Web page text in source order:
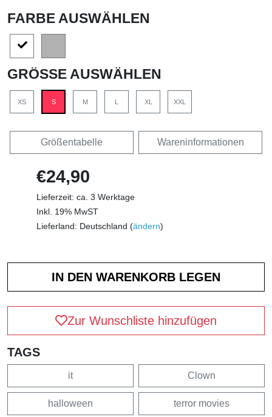
FARBE AUSWÄHLEN
GRÖSSE AUSWÄHLEN
XS S M XL XXL
Größentabelle Wareninformationen
€24,90
Lieferzeit: ca. 3 Werktage
Inkl. 19% MwST
Lieferland: Deutschland (ändern)
Zur Wunschliste hinzufügen
TAGS
it Clown
halloween terror movies